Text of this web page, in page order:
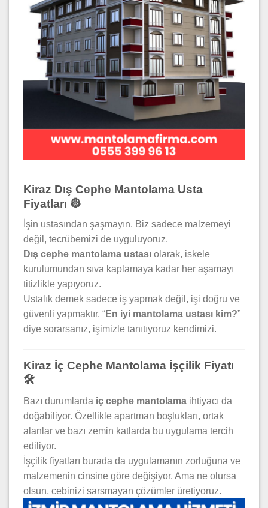
Kiraz Dış Cephe Mantolama Usta
Fiyatları 👷
İşin ustasından şaşmayın. Biz sadece malzemeyi
değil, tecrübemizi de uyguluyoruz.
Dış cephe mantolama ustası olarak, iskele
kurulumundan sıva kaplamaya kadar her aşamayı
titizlikle yapıyoruz.
Ustalık demek sadece iş yapmak değil, işi doğru ve
güvenli yapmaktır. “En iyi mantolama ustası kim?”
diye sorarsanız, işimizle tanıtıyoruz kendimizi.
Kiraz İç Cephe Mantolama İşçilik Fiyatı
🛠️
Bazı durumlarda iç cephe mantolama ihtiyacı da
doğabiliyor. Özellikle apartman boşlukları, ortak
alanlar ve bazı zemin katlarda bu uygulama tercih
ediliyor.
İşçilik fiyatları burada da uygulamanın zorluğuna ve
malzemenin cinsine göre değişiyor. Ama ne olursa
olsun, cebinizi sarsmayan çözümler üretiyoruz.